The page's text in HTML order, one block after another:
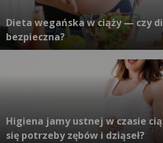
Dieta wegańska w ciąży — czy
bezpieczna?
Higiena jamy ustnej w czasie
się potrzeby zębów i dziąseł?